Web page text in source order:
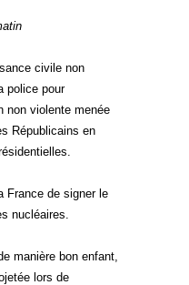
civile non
police pour
non violente menée
Républicains en
France de signer le
nucléaires.
manière bon enfant,
lors de